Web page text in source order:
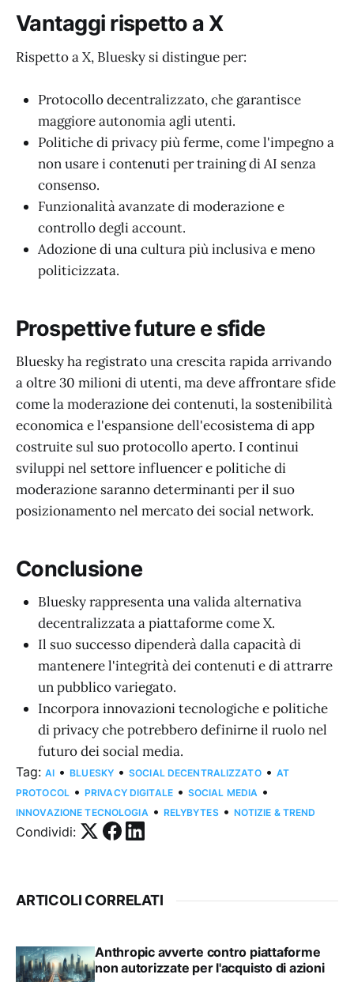
Vantaggi rispetto a X
Rispetto a X, Bluesky si distingue per:
Protocollo decentralizzato, che garantisce
maggiore autonomia agli utenti.
Politiche di privacy più ferme, come l'impegno a
non usare i contenuti per training di AI senza
consenso.
Funzionalità avanzate di moderazione e
controllo degli account.
Adozione di una cultura più inclusiva e meno
politicizzata.
Prospettive future e sfide
Bluesky ha registrato una crescita rapida arrivando
a oltre 30 milioni di utenti, ma deve affrontare sfide
come la moderazione dei contenuti, la sostenibilità
economica e l'espansione dell'ecosistema di app
costruite sul suo protocollo aperto. I continui
sviluppi nel settore influencer e politiche di
moderazione saranno determinanti per il suo
posizionamento nel mercato dei social network.
Conclusione
Bluesky rappresenta una valida alternativa
decentralizzata a piattaforme come X.
Il suo successo dipenderà dalla capacità di
mantenere l'integrità dei contenuti e di attrarre
un pubblico variegato.
Incorpora innovazioni tecnologiche e politiche
di privacy che potrebbero definirne il ruolo nel
futuro dei social media.
Tag: AI • BLUESKY • SOCIAL DECENTRALIZZATO • AT
PROTOCOL • PRIVACY DIGITALE • SOCIAL MEDIA •
INNOVAZIONE TECNOLOGIA • RELYBYTES • NOTIZIE & TREND
Condividi:
ARTICOLI CORRELATI
Anthropic avverte contro piattaforme
non autorizzate per l'acquisto di azioni